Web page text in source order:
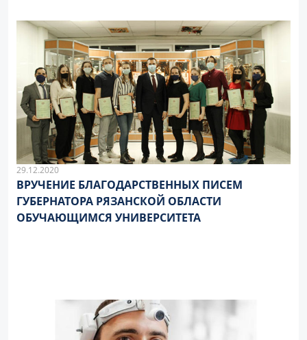
29.12.2020
ВРУЧЕНИЕ БЛАГОДАРСТВЕННЫХ ПИСЕМ
ГУБЕРНАТОРА РЯЗАНСКОЙ ОБЛАСТИ
ОБУЧАЮЩИМСЯ УНИВЕРСИТЕТА